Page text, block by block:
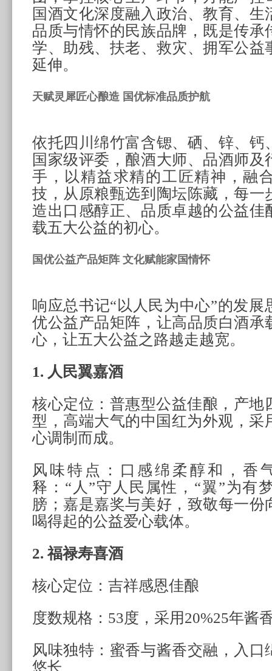
国酒文化深度融入政治、教育、生
品质与情怀的民族品牌，既是传承
学、助残、扶老、救灾、拥军公益
延伸。
天赋灵犀匠心酿造 国优标准品质护航
依托四川绵竹富含锶、硒、锌、钙
国家级评委，酿酒大师、品酒师及
手，以精益求精的工匠精神，融
技，从原粮甄选到陶坛陈藏，每一
造出口感醇正、品质卓越的公益佳
载五大公益的初心。
国优公益产品矩阵 文化赋能家国情怀
响应总书记“以人民为中心”的发
优公益产品矩阵，让高品质白酒承
心，让五大公益之路越走越宽。
1. 人民翼嘉酒
核心定位：普惠型公益佳酿，产地
型，高端大气的中国红为外观，采
心调制而成。
风味特点：口感绵柔醇和，香
释：“人”守人民属性，“翼”为有
膀；嘉是嘉奖与美好，致敬每一份
喝得起的公益爱心载体。
2. 福禄寿喜酒
核心定位：吉祥感恩佳酿
度数规格：53度，采用20%25年酱
风味独特：蜜香与酱香交融，入口
悠长